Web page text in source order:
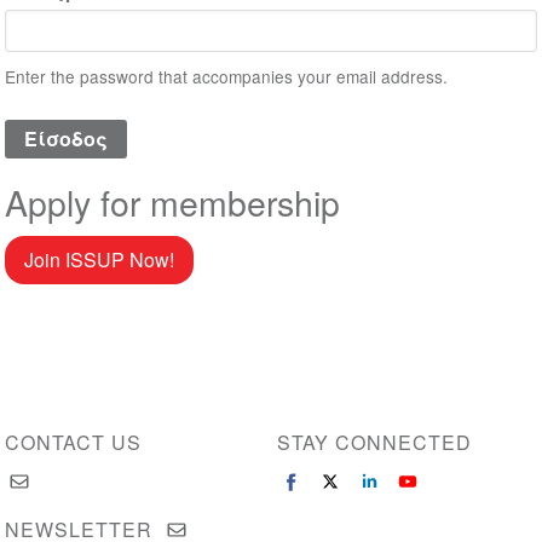
Enter the password that accompanies your email address.
Apply for membership
Join ISSUP Now!
CONTACT US STAY CONNECTED
NEWSLETTER